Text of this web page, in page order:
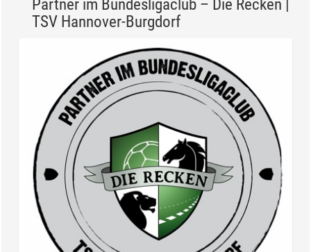
Partner im Bundesligaclub – Die Recken |
TSV Hannover-Burgdorf